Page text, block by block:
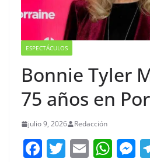
ESPECTÁCULOS
Bonnie Tyler
75 años en
julio 9, 2026 Redacción
F T E W